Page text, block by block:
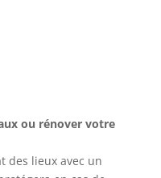
ou rénover votre
des lieux avec un